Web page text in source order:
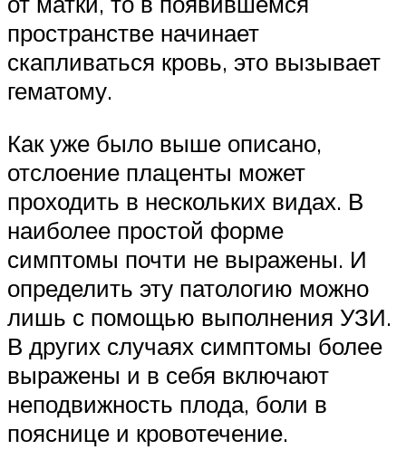
пространстве начинает
скапливаться кровь, это вызывает
гематому.
Как уже было выше описано,
отслоение плаценты может
проходить в нескольких видах. В
наиболее простой форме
симптомы почти не выражены. И
определить эту патологию можно
лишь с помощью выполнения УЗИ.
В других случаях симптомы более
выражены и в себя включают
неподвижность плода, боли в
пояснице и кровотечение.